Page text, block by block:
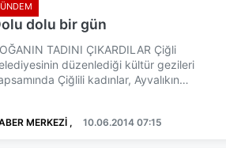
dolu bir gün
TADINI ÇIKARDILAR Çiğli
düzenlediği kültür gezileri
Çiğlili kadınlar, Ayvalıkın
MERKEZİ , 10.06.2014 07:15